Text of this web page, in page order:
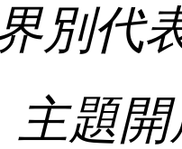
別代
主題